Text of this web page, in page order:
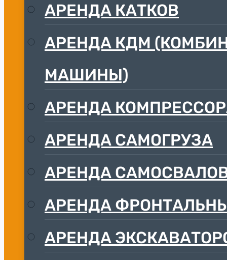
АРЕНДА КАТКОВ
АРЕНДА КДМ
МАШИНЫ)
АРЕНДА
АРЕНДА САМОГРУЗА
АРЕНДА
АРЕНДА
АРЕНДА